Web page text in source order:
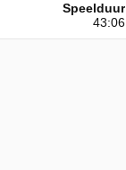
Speelduur
43:06